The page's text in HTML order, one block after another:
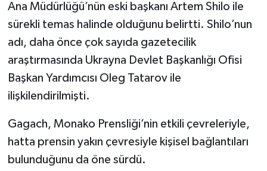
Ana Müdürlüğü’nün eski başkanı Artem Shilo ile
sürekli temas halinde olduğunu belirtti. Shilo’nun
adı, daha önce çok sayıda gazetecilik
araştırmasında Ukrayna Devlet Başkanlığı Ofisi
Başkan Yardımcısı Oleg Tatarov ile
ilişkilendirilmişti.
Gagach, Monako Prensliği’nin etkili çevreleriyle,
hatta prensin yakın çevresiyle kişisel bağlantıları
bulunduğunu da öne sürdü.